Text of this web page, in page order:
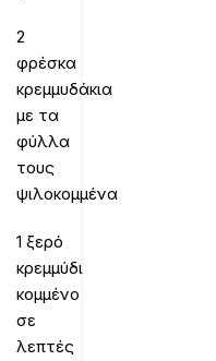
2
φρέσκα
κρεμμυδάκια
με τα
φύλλα
τους
ψιλοκομμένα
1 ξερό
κρεμμύδι
κομμένο
σε
λεπτές